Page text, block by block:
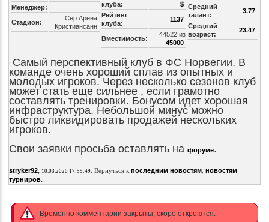
Менеджер:
Стадион:
Сёр Арена,
Кристиансанн
клуба:
$
Рейтинг
клуба:
1137
Вместимость:
44522 из
45000
Средний
талант:
3.77
Средний
возраст:
23.47
Самый перспективный клуб в ФС Норвегии. В
команде очень хороший сплав из опытных и
молодых игроков. Через несколько сезонов клуб
может стать еще сильнее , если грамотно
составлять тренировки. Бонусом идет хорошая
инфраструктура. Небольшой минус можно
быстро ликвидировать продажей нескольких
игроков.
Свои заявки просьба оставлять на форуме.
stryker92, 10.03.2020 17:59:49. Вернуться к последним новостям, новостям
турниров.
Временно комментарии закрыты, скоро откроются.